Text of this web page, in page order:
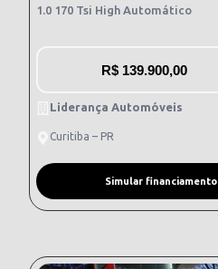
1.0 170 Tsi High Automático
R$ 139.900,00
Liderança Automóveis
Curitiba – PR
Simular financiamento